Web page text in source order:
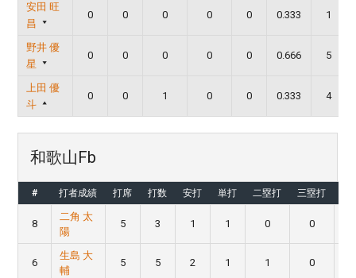
安田 旺
昌
0 0 0 0 0 0.333 1
野井 優
星
0 0 0 0 0 0.666 5
上田 優
斗
0 0 1 0 0 0.333 4
和歌山Fb
# 打者成績 打席 打数 安打 単打 二塁打 三塁打
8
二角 太
陽
5 3 1 1 0 0
6
生島 大
輔
5 5 2 1 1 0